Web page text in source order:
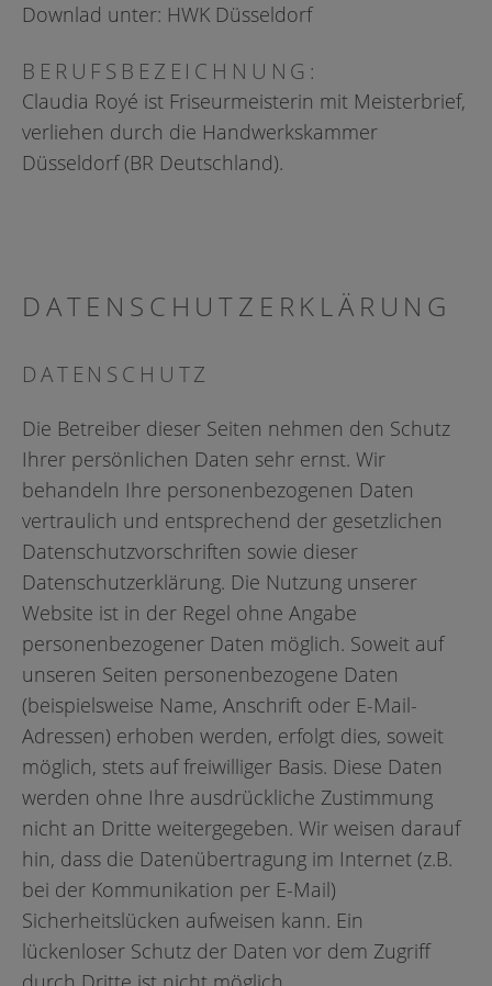
Downlad unter: HWK Düsseldorf
BERUFSBEZEICHNUNG:
Claudia Royé ist Friseurmeisterin mit Meisterbrief,
verliehen durch die Handwerkskammer
Düsseldorf (BR Deutschland).
DATENSCHUTZERKLÄRUNG
DATENSCHUTZ
Die Betreiber dieser Seiten nehmen den Schutz
Ihrer persönlichen Daten sehr ernst. Wir
behandeln Ihre personenbezogenen Daten
vertraulich und entsprechend der gesetzlichen
Datenschutzvorschriften sowie dieser
Datenschutzerklärung. Die Nutzung unserer
Website ist in der Regel ohne Angabe
personenbezogener Daten möglich. Soweit auf
unseren Seiten personenbezogene Daten
(beispielsweise Name, Anschrift oder E-Mail-
Adressen) erhoben werden, erfolgt dies, soweit
möglich, stets auf freiwilliger Basis. Diese Daten
werden ohne Ihre ausdrückliche Zustimmung
nicht an Dritte weitergegeben. Wir weisen darauf
hin, dass die Datenübertragung im Internet (z.B.
bei der Kommunikation per E-Mail)
Sicherheitslücken aufweisen kann. Ein
lückenloser Schutz der Daten vor dem Zugriff